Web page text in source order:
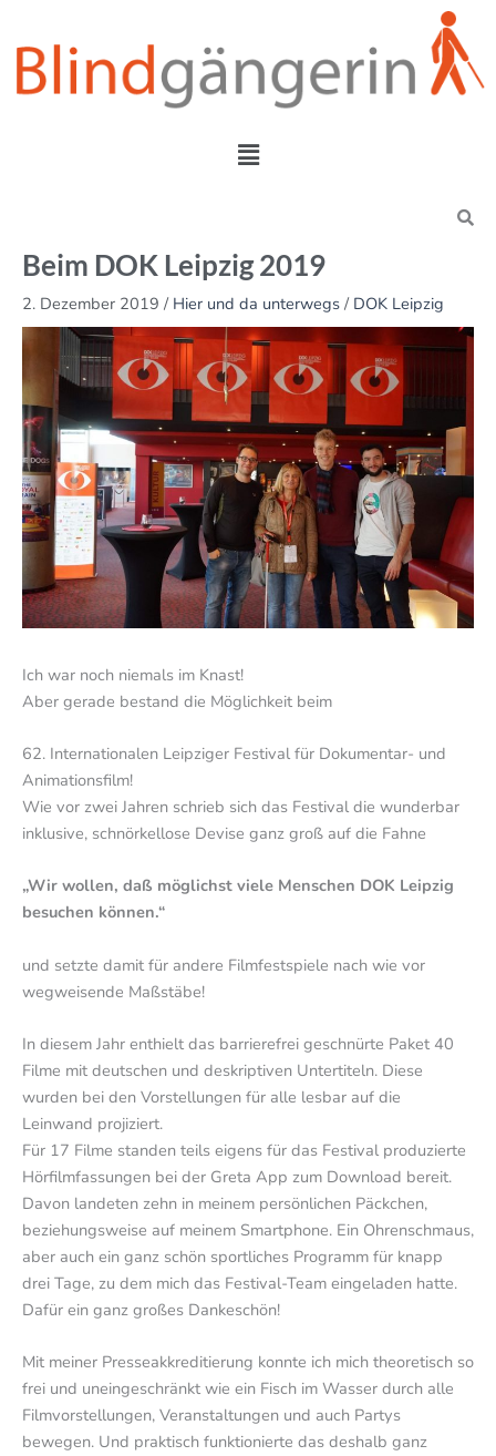
springen
Menü
Search
Beim DOK Leipzig 2019
2. Dezember 2019 / Hier und da unterwegs / DOK Leipzig
Ich war noch niemals im Knast!
Aber gerade bestand die Möglichkeit beim
62. Internationalen Leipziger Festival für Dokumentar- und
Animationsfilm!
Wie vor zwei Jahren schrieb sich das Festival die wunderbar
inklusive, schnörkellose Devise ganz groß auf die Fahne
„Wir wollen, daß möglichst viele Menschen DOK Leipzig
besuchen können.“
und setzte damit für andere Filmfestspiele nach wie vor
wegweisende Maßstäbe!
In diesem Jahr enthielt das barrierefrei geschnürte Paket 40
Filme mit deutschen und deskriptiven Untertiteln. Diese
wurden bei den Vorstellungen für alle lesbar auf die
Leinwand projiziert.
Für 17 Filme standen teils eigens für das Festival produzierte
Hörfilmfassungen bei der Greta App zum Download bereit.
Davon landeten zehn in meinem persönlichen Päckchen,
beziehungsweise auf meinem Smartphone. Ein Ohrenschmaus,
aber auch ein ganz schön sportliches Programm für knapp
drei Tage, zu dem mich das Festival-Team eingeladen hatte.
Dafür ein ganz großes Dankeschön!
Mit meiner Presseakkreditierung konnte ich mich theoretisch so
frei und uneingeschränkt wie ein Fisch im Wasser durch alle
Filmvorstellungen, Veranstaltungen und auch Partys
bewegen. Und praktisch funktionierte das deshalb ganz